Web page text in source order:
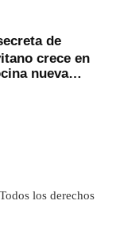
de
crece en
nueva
los derechos